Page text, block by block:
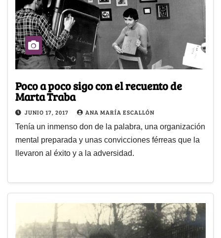
Poco a poco sigo con el recuento de
Marta Traba
JUNIO 17, 2017 ANA MARÍA ESCALLÓN
Tenía un inmenso don de la palabra, una organización
mental preparada y unas convicciones férreas que la
llevaron al éxito y a la adversidad.